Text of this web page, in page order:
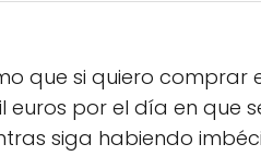
que si quiero
euros por el día en
siga habiendo